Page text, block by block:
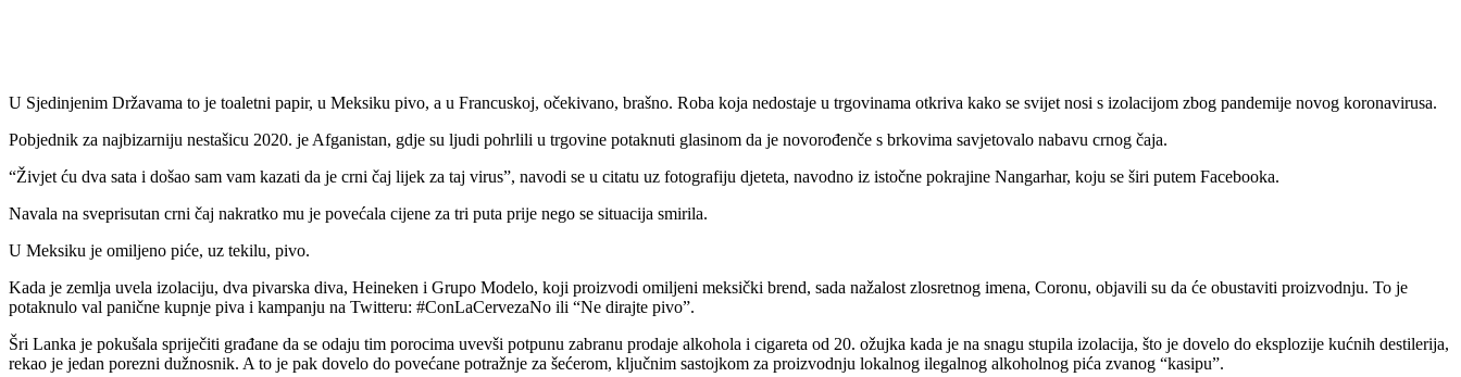
U Sjedinjenim Državama to je toaletni papir, u Meksiku pivo, a u Francuskoj, očekivano, brašno. Roba koja nedostaje u trgovinama otkriva kako se svijet nosi s izolacijom zbog pandemije novog koronavirusa.
Pobjednik za najbizarniju nestašicu 2020. je Afganistan, gdje su ljudi pohrlili u trgovine potaknuti glasinom da je novorođenče s brkovima savjetovalo nabavu crnog čaja.
“Živjet ću dva sata i došao sam vam kazati da je crni čaj lijek za taj virus”, navodi se u citatu uz fotografiju djeteta, navodno iz istočne pokrajine Nangarhar, koju se širi putem Facebooka.
Navala na sveprisutan crni čaj nakratko mu je povećala cijene za tri puta prije nego se situacija smirila.
U Meksiku je omiljeno piće, uz tekilu, pivo.
Kada je zemlja uvela izolaciju, dva pivarska diva, Heineken i Grupo Modelo, koji proizvodi omiljeni meksički brend, sada nažalost zlosretnog imena, Coronu, objavili su da će obustaviti proizvodnju. To je
potaknulo val panične kupnje piva i kampanju na Twitteru: #ConLaCervezaNo ili “Ne dirajte pivo”.
Šri Lanka je pokušala spriječiti građane da se odaju tim porocima uvevši potpunu zabranu prodaje alkohola i cigareta od 20. ožujka kada je na snagu stupila izolacija, što je dovelo do eksplozije kućnih destilerija,
rekao je jedan porezni dužnosnik. A to je pak dovelo do povećane potražnje za šećerom, ključnim sastojkom za proizvodnju lokalnog ilegalnog alkoholnog pića zvanog “kasipu”.